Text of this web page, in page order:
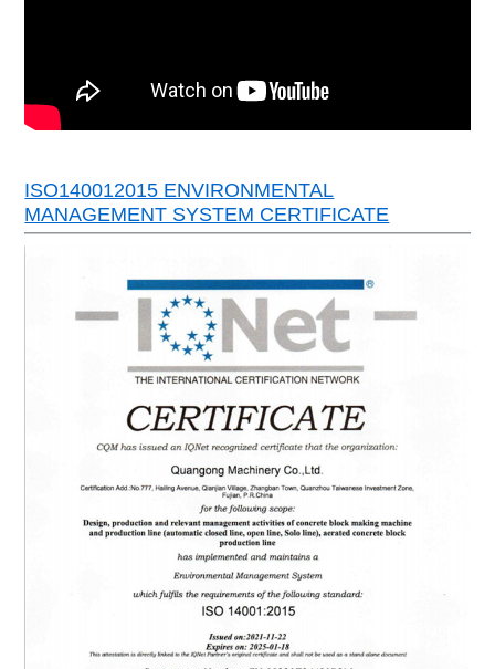
ISO140012015 ENVIRONMENTAL
MANAGEMENT SYSTEM CERTIFICATE